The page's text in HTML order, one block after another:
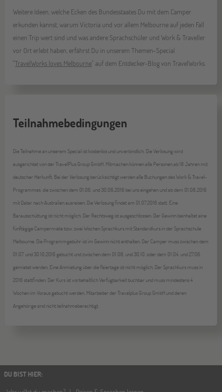
Weitere Ideen, welche Ecken des Bundesstaates Du mit dem Camper
erkunden kannst, warum Victoria und vor allem Melbourne auf jeden Fall
einen Trip wert sind und was andere Sprachschüler und Work & Traveller
vor Ort erlebt haben, erfährst Du in unserem Themen-Special
"TravelWorks loves Melbourne" auf dem Entdecker-Blog von TravelWorks.
Teilnahmebedingungen
Die Teilnahme an unserem Special ist kostenlos und unverbindlich. Die Verlosung wird
ausgerichtet von der TravelPlus Group GmbH. Mitmachen können alle Personen ab 18 Jahren mit
deutscher Herkunft. Bei der Verlosung berücksichtigt werden alle Buchungen des Work & Travel-
Programmes, die zwischen dem 01.06. und 30.06.2016 bei uns eingehen und ab dem 01.08.2016
mit Qatar nach Australien ausreisen. Die Verlosung findet am 01.07.2016 statt. Eine
Barausschüttung ist nicht möglich. Der Rechtsweg ist ausgeschlossen. Der Gewinn beinhaltet eine
fünftägige Campermiete bzw. zwei Wochen Sprachkurs mit Standardkurs in der Sprachschule
Melbourne. Die Programmgebühr ist im Gewinn nicht enthalten. Der Camper muss zwischen dem
01.07. und 30.10.2016 gebucht und zwischen dem 01.08. und 30.10. oder dem 01.04. und 27.06.
gemietet werden. Eine Anmietung über die Feiertage ist nicht möglich. Der Sprachkurs muss in
2016 stattfinden. Der Kurs ist vorbehaltlich Verfügbarkeit buchbar und muss mindestens 4
Wochen im Voraus gebucht werden. Mitarbeiter der Travelplus Group GmbH und deren
Angehörige sind nicht teilnahmeberechtigt.
DU BIST HIER: